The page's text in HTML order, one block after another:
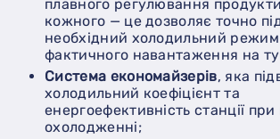
плавного регулювання
кожного — це дозволяє точно
необхідний холодильний режим
фактичного навантаження на
система економайзерів, яка
холодильний коефіцієнт та
енергоефективність станції
охолодженні;